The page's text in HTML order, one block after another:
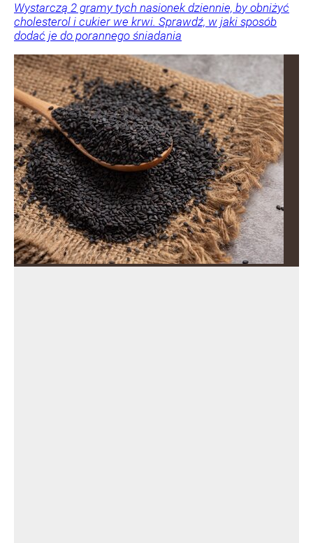
Wystarczą 2 gramy tych nasionek dziennie, by obniżyć
cholesterol i cukier we krwi. Sprawdź, w jaki sposób
dodać je do porannego śniadania